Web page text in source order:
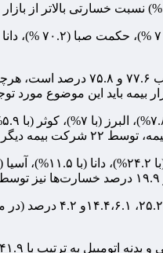
در این گزارش همچنین آمده است: سهم بخش
بیمه باید این موضوع مورد